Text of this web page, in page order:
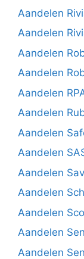
Aandelen
Aandelen
Aandelen
Aandelen
Aandelen
Aandelen
Aandelen
Aandelen
Aandelen
Aandelen
Aandelen
Aandelen
Aandelen